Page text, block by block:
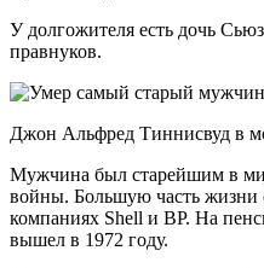
У долгожителя есть дочь
правнуков.
Джон Альфред Тиннисвуд в
Мужчина был старейшим в
войны. Большую часть жизни
компаниях Shell и BP. На
вышел в 1972 году.